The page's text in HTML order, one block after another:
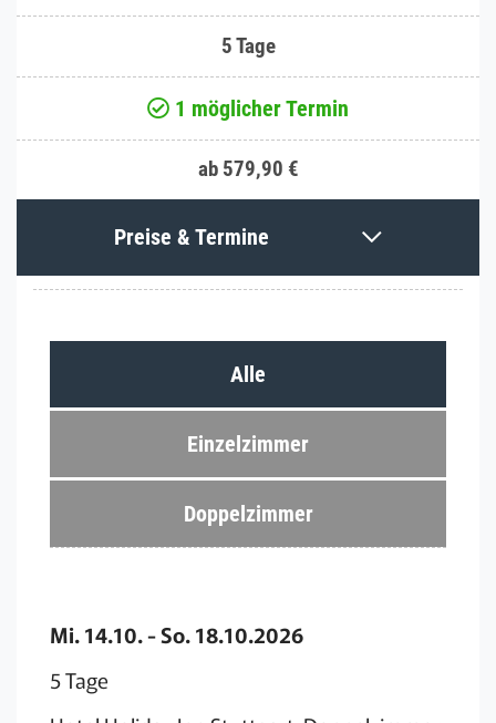
5 Tage
1 möglicher Termin
ab 579,90 €
Preise & Termine
Alle
Einzelzimmer
Doppelzimmer
Mi. 14.10. - So. 18.10.2026
5 Tage